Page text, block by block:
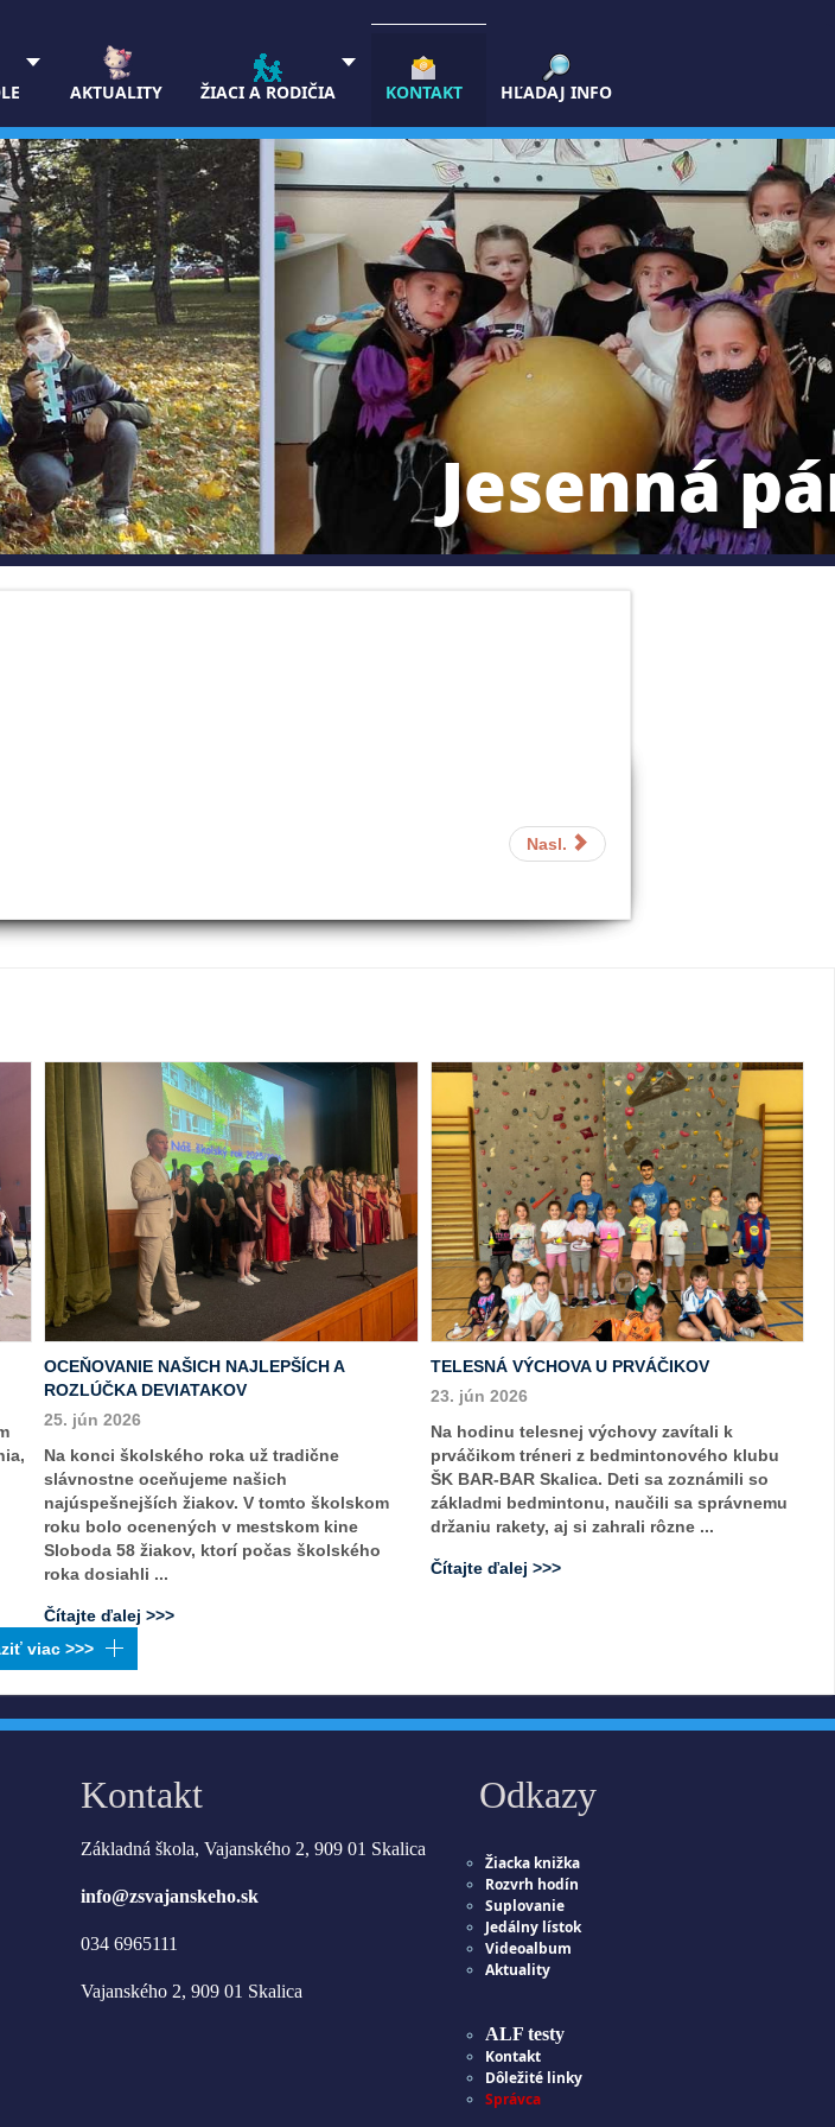
AKTUALITY ŽIACI A RODIČIA KONTAKT HĽADAJ INFO
Jesenná
Nasl.
OCEŇOVANIE NAŠICH NAJLEPŠÍCH A
ROZLÚČKA DEVIATAKOV
25. jún 2026
Na konci školského roka už tradične
slávnostne oceňujeme našich
najúspešnejších žiakov. V tomto školskom
roku bolo ocenených v mestskom kine
Sloboda 58 žiakov, ktorí počas školského
roka dosiahli ...
Čítajte ďalej >>>
TELESNÁ VÝCHOVA U PRVÁČIKOV
23. jún 2026
Na hodinu telesnej výchovy zavítali k
prváčikom tréneri z bedmintonového klubu
ŠK BAR-BAR Skalica. Deti sa zoznámili so
základmi bedmintonu, naučili sa správnemu
držaniu rakety, aj si zahrali rôzne ...
Čítajte ďalej >>>
Kontakt
Základná škola, Vajanského 2, 909 01 Skalica
info@zsvajanskeho.sk
034 6965111
Vajanského 2, 909 01 Skalica
Odkazy
Žiacka knižka
Rozvrh hodín
Suplovanie
Jedálny lístok
Videoalbum
Aktuality
ALF testy
Kontakt
Dôležité linky
Správca